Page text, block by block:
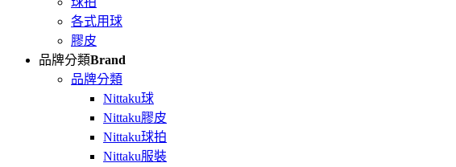
各式用球
膠皮
品牌分類Brand
品牌分類
Nittaku球
Nittaku膠皮
Nittaku球拍
Nittaku服裝